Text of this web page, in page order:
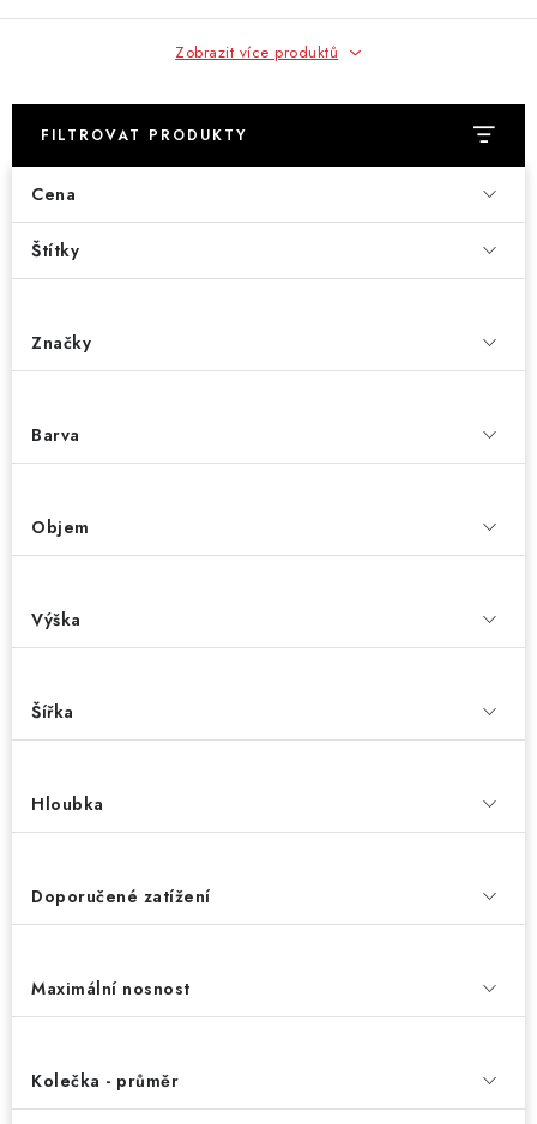
Zobrazit více produktů
FILTROVAT PRODUKTY
Cena
Štítky
Značky
Barva
Objem
Výška
Šířka
Hloubka
Doporučené zatížení
Maximální nosnost
Kolečka - průměr